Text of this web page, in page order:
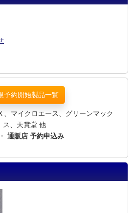
予約開始製品一覧
、マイクロエース、グリーンマック
ス、天賞堂 他
通販店 予約申込み